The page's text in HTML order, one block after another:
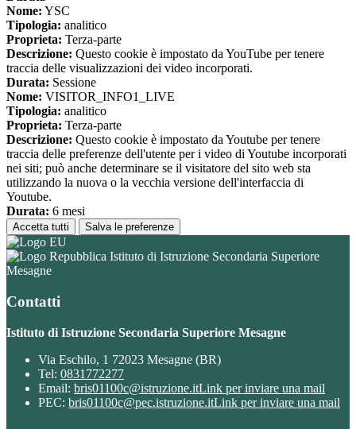
Nome: YSC
Tipologia: analitico
Proprieta: Terza-parte
Descrizione: Questo cookie è impostato da YouTube per tenere
traccia delle visualizzazioni dei video incorporati.
Durata: Sessione
Nome: VISITOR_INFO1_LIVE
Tipologia: analitico
Proprieta: Terza-parte
Descrizione: Questo cookie è impostato da Youtube per tenere
traccia delle preferenze dell'utente per i video di Youtube incorporati
nei siti; può anche determinare se il visitatore del sito web sta
utilizzando la nuova o la vecchia versione dell'interfaccia di
Youtube.
Durata: 6 mesi
Accetta tutti Salva le preferenze
Istituto di Istruzione Secondaria Superiore
Mesagne
Contatti
Istituto di Istruzione Secondaria Superiore Mesagne
Via Eschilo, 1 72023 Mesagne (BR)
Tel: 0831772277
Email: bris01100c@istruzione.itLink per inviare una mail
PEC: bris01100c@pec.istruzione.itLink per inviare una mail